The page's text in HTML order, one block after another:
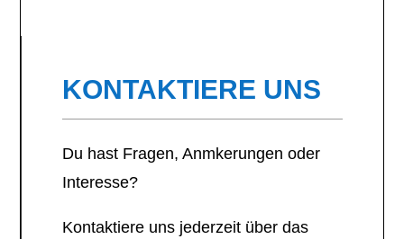
KONTAKTIERE UNS
Du hast Fragen, Anmkerungen oder
Interesse?
Kontaktiere uns jederzeit über das